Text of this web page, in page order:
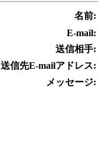
名前:
E-mail:
送信相手:
送信先E-mailアドレス:
メッセージ: